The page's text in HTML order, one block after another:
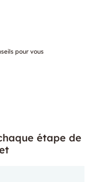
pour vous
étape de